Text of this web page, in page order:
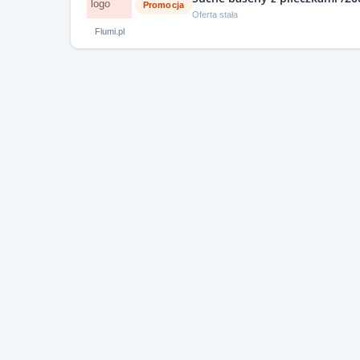
Flumi.pl
Promocja
Oferta stała